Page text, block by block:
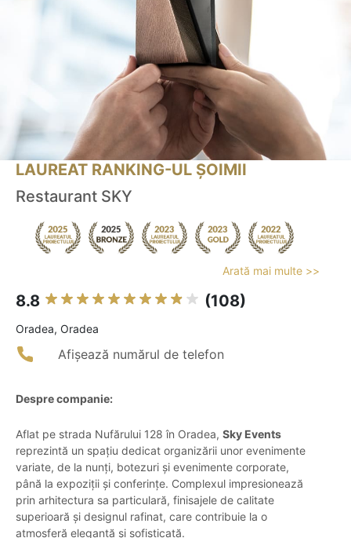
LAUREAT RANKING-UL ȘOIMII
Restaurant SKY
Arată mai multe >>
8.8 (108)
Oradea, Oradea
Afișează numărul de telefon
Despre companie:
Aflat pe strada Nufărului 128 în Oradea, Sky Events
reprezintă un spațiu dedicat organizării unor evenimente
variate, de la nunți, botezuri și evenimente corporate,
până la expoziții și conferințe. Complexul impresionează
prin arhitectura sa particulară, finisajele de calitate
superioară și designul rafinat, care contribuie la o
atmosferă elegantă și sofisticată.